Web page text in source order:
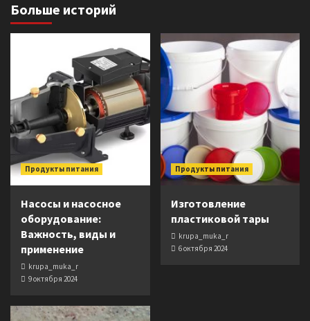
Больше историй
Продукты питания
Насосы и насосное
оборудование:
Важность, виды и
применение
krupa_muka_r
9 октября 2024
Продукты питания
Изготовление
пластиковой тары
krupa_muka_r
6 октября 2024